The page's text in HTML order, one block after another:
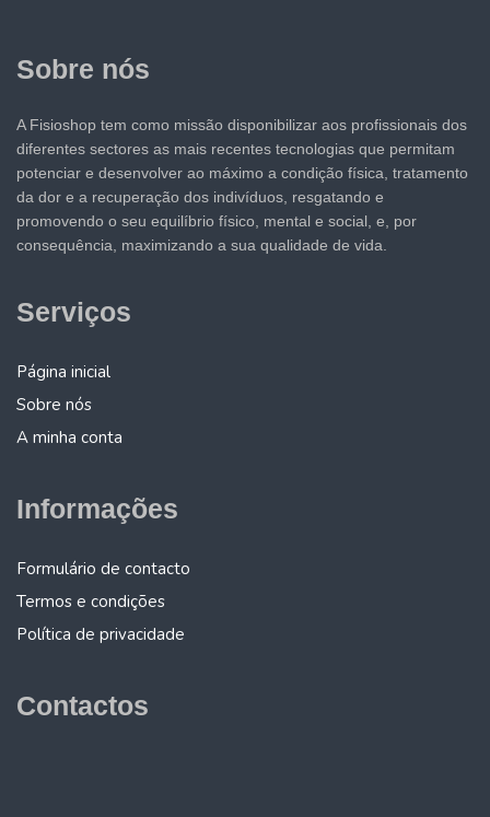
Sobre nós
A Fisioshop tem como missão disponibilizar aos profissionais dos
diferentes sectores as mais recentes tecnologias que permitam
potenciar e desenvolver ao máximo a condição física, tratamento
da dor e a recuperação dos indivíduos, resgatando e
promovendo o seu equilíbrio físico, mental e social, e, por
consequência, maximizando a sua qualidade de vida.
Serviços
Página inicial
Sobre nós
A minha conta
Informações
Formulário de contacto
Termos e condições
Política de privacidade
Contactos